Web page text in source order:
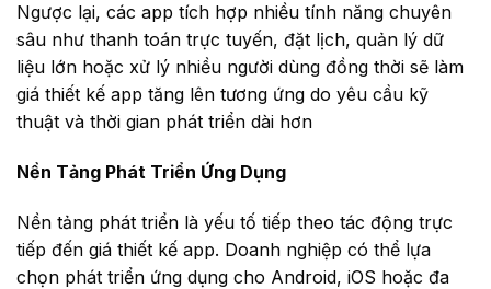
Ngược lại, các app tích hợp nhiều tính năng chuyên
sâu như thanh toán trực tuyến, đặt lịch, quản lý dữ
liệu lớn hoặc xử lý nhiều người dùng đồng thời sẽ làm
giá thiết kế app tăng lên tương ứng do yêu cầu kỹ
thuật và thời gian phát triển dài hơn
Nền Tảng Phát Triển Ứng Dụng
Nền tảng phát triển là yếu tố tiếp theo tác động trực
tiếp đến giá thiết kế app. Doanh nghiệp có thể lựa
chọn phát triển ứng dụng cho Android, iOS hoặc đa